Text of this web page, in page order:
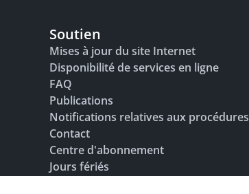
Soutien
Mises à jour du site Internet
Disponibilité de services en ligne
FAQ
Publications
Notifications relatives aux procédures
Contact
Centre d'abonnement
Jours fériés